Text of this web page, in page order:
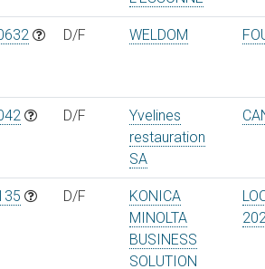
D/F WELDOM
D/F
Yvelines
restauration
SA
D/F
KONICA
MINOLTA
BUSINESS
SOLUTION